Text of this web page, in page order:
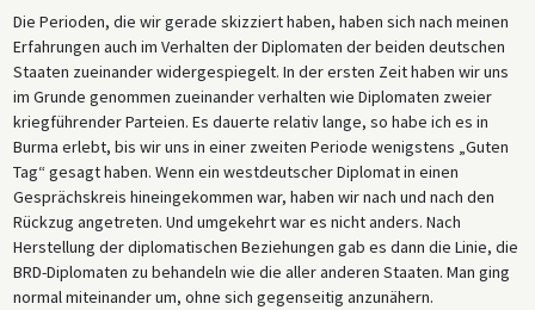
Die Perioden, die wir gerade skizziert haben, haben sich nach meinen
Erfahrungen auch im Verhalten der Diplomaten der beiden deutschen
Staaten zueinander widergespiegelt. In der ersten Zeit haben wir uns
im Grunde genommen zueinander verhalten wie Diplomaten zweier
kriegfüh­render Parteien. Es dauerte relativ lange, so habe ich es in
Burma erlebt, bis wir uns in einer zweiten Periode wenigstens „Guten
Tag“ gesagt haben. Wenn ein westdeutscher Diplomat in einen
Gesprächskreis hineingekommen war, haben wir nach und nach den
Rückzug angetreten. Und umgekehrt war es nicht anders. Nach
Herstellung der diplomatischen Beziehungen gab es dann die Linie, die
BRD-Diplomaten zu behandeln wie die aller anderen Staaten. Man ging
normal miteinander um, ohne sich gegenseitig anzunähern.